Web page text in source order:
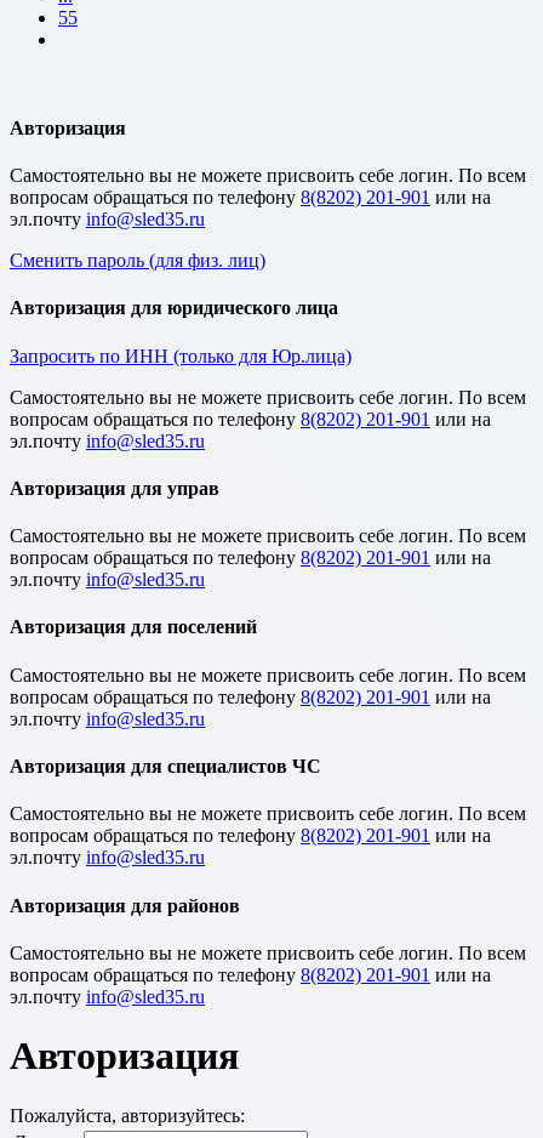
55
Авторизация
Cамостоятельно вы не можете присвоить себе логин. По всем
вопросам обращаться по телефону 8(8202) 201-901 или на
эл.почту
Сменить пароль (для физ. лиц)
Авторизация для юридического лица
Запросить по ИНН (только для Юр.лица)
Cамостоятельно вы не можете присвоить себе логин. По всем
вопросам обращаться по телефону 8(8202) 201-901 или на
эл.почту
Авторизация для управ
Cамостоятельно вы не можете присвоить себе логин. По всем
вопросам обращаться по телефону 8(8202) 201-901 или на
эл.почту
Авторизация для поселений
Cамостоятельно вы не можете присвоить себе логин. По всем
вопросам обращаться по телефону 8(8202) 201-901 или на
эл.почту
Авторизация для специалистов ЧС
Cамостоятельно вы не можете присвоить себе логин. По всем
вопросам обращаться по телефону 8(8202) 201-901 или на
эл.почту
Авторизация для районов
Cамостоятельно вы не можете присвоить себе логин. По всем
вопросам обращаться по телефону 8(8202) 201-901 или на
эл.почту
Авторизация
Пожалуйста, авторизуйтесь: